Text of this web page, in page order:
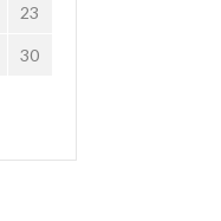
23
30